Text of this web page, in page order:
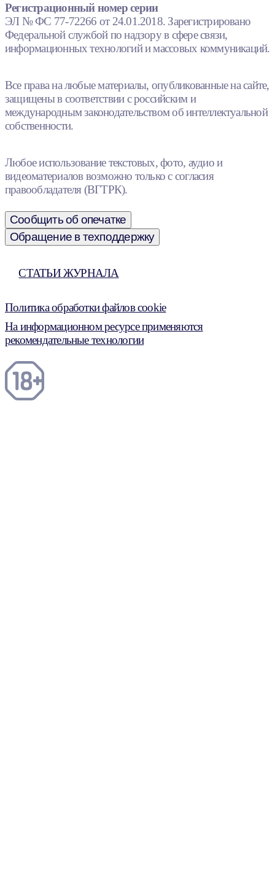
Регистрационный номер серии
ЭЛ № ФС 77-72266 от 24.01.2018. Зарегистрировано
Федеральной службой по надзору в сфере связи,
информационных технологий и массовых коммуникаций.
Все права на любые материалы, опубликованные на сайте,
защищены в соответствии с российским и
международным законодательством об интеллектуальной
собственности.
Любое использование текстовых, фото, аудио и
видеоматериалов возможно только с согласия
правообладателя (ВГТРК).
Сообщить об опечатке
Обращение в техподдержку
СТАТЬИ ЖУРНАЛА
Политика обработки файлов cookie
На информационном ресурсе применяются
рекомендательные технологии